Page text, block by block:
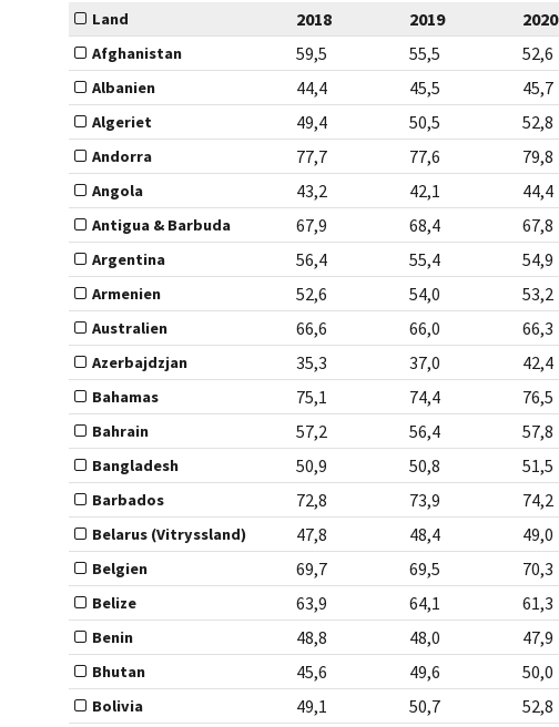
Land 2018 2019 2020
Afghanistan 59,5 55,5 52,6
Albanien 44,4 45,5 45,7
Algeriet 49,4 50,5 52,8
Andorra 77,7 77,6 79,8
Angola 43,2 42,1 44,4
Antigua & Barbuda 67,9 68,4 67,8
Argentina 56,4 55,4 54,9
Armenien 52,6 54,0 53,2
Australien 66,6 66,0 66,3
Azerbajdzjan 35,3 37,0 42,4
Bahamas 75,1 74,4 76,5
Bahrain 57,2 56,4 57,8
Bangladesh 50,9 50,8 51,5
Barbados 72,8 73,9 74,2
Belarus (Vitryssland) 47,8 48,4 49,0
Belgien 69,7 69,5 70,3
Belize 63,9 64,1 61,3
Benin 48,8 48,0 47,9
Bhutan 45,6 49,6 50,0
Bolivia 49,1 50,7 52,8